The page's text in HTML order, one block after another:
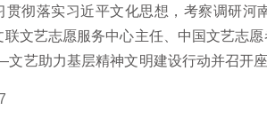
贯彻落实习近平文化思想，考察调研
联文艺志愿服务中心主任、中国文艺志
艺助力基层精神文明建设行动并召开